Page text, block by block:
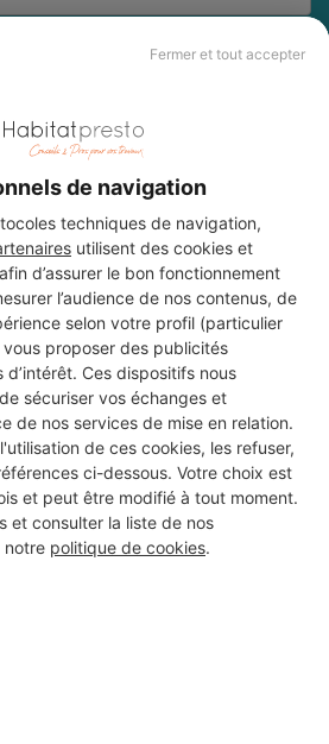
Fermer et tout accepter
de navigation
techniques de navigation,
utilisent des cookies et
d’assurer le bon fonctionnement
l’audience de nos contenus, de
selon votre profil (particulier
proposer des publicités
Ces dispositifs nous
sécuriser vos échanges et
de nos services de mise en relation.
de ces cookies, les refuser,
ci-dessous. Votre choix est
et peut être modifié à tout moment.
et consulter la liste de nos
notre politique de cookies.
disponible dans cette zone